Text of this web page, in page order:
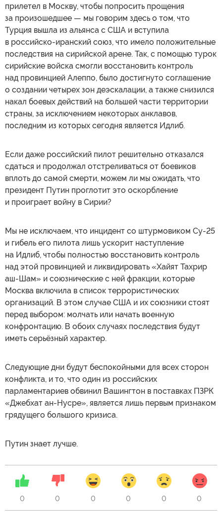
прилетел в Москву, чтобы попросить прощения
за произошедшее — мы говорим здесь о том, что
Турция вышла из альянса с США и вступила
в российско-иранский союз, что имело положительные
последствия на сирийской арене. Так, с помощью турок
сирийские войска смогли восстановить контроль
над провинцией Алеппо, было достигнуто соглашение
о создании четырех зон деэскалации, а также снизился
накал боевых действий на большей части территории
страны, за исключением некоторых анклавов,
последним из которых сегодня является Идлиб.
Если даже российский пилот решительно отказался
сдаться и продолжал отстреливаться от боевиков
вплоть до самой смерти, можем ли мы ожидать, что
президент Путин проглотит это оскорбление
и проиграет войну в Сирии?
Мы не исключаем, что инцидент со штурмовиком Су-25
и гибель его пилота лишь ускорит наступление
на Идлиб, чтобы полностью восстановить контроль
над этой провинцией и ликвидировать «Хайят Тахрир
аш-Шам» и союзнические с ней фракции, которые
Москва включила в список террористических
организаций. В этом случае США и их союзники стоят
перед выбором: молчать или начать военную
конфронтацию. В обоих случаях последствия будут
иметь серьёзный характер.
Следующие дни будут беспокойными для всех сторон
конфликта, и то, что один из российских
парламентариев обвинил Вашингтон в поставках ПЗРК
«Джебхат ан-Нусре», является лишь первым признаком
грядущего большого кризиса.
Путин знает лучше.
0 0 0 0 0 0